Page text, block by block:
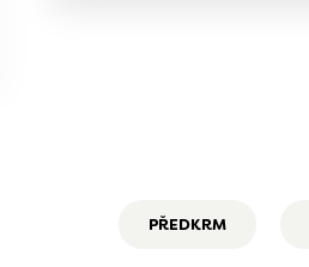
PŘEDKRM